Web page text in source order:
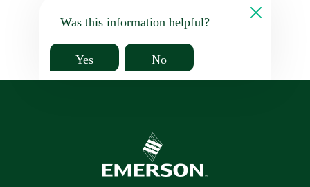
Was this information helpful?
Yes No